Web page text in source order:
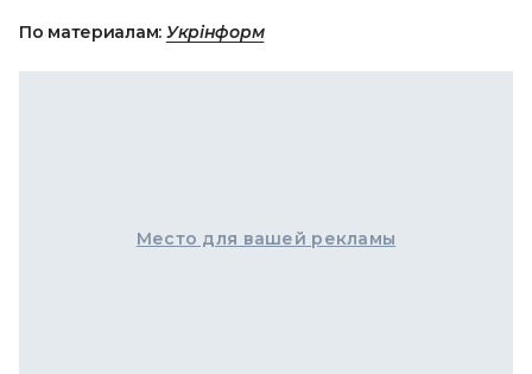
По материалам: Укрінформ
Место для вашей рекламы